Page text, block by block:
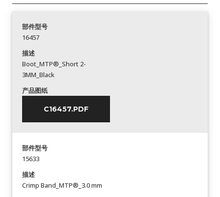
部件型号
16457
描述
Boot_MTP®_Short 2-
3MM_Black
产品图纸
C16457.PDF
部件型号
15633
描述
Crimp Band_MTP®_3.0 mm